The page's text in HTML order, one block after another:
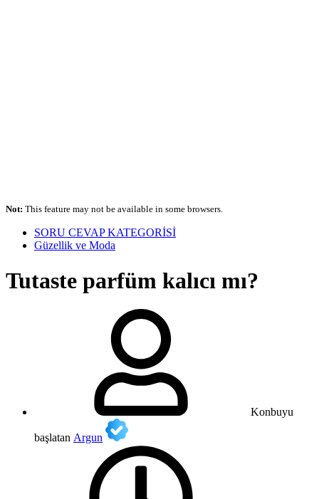
Not: This feature may not be available in some browsers.
SORU CEVAP KATEGORİSİ
Güzellik ve Moda
Tutaste parfüm kalıcı mı?
Konbuyu
başlatan Argun